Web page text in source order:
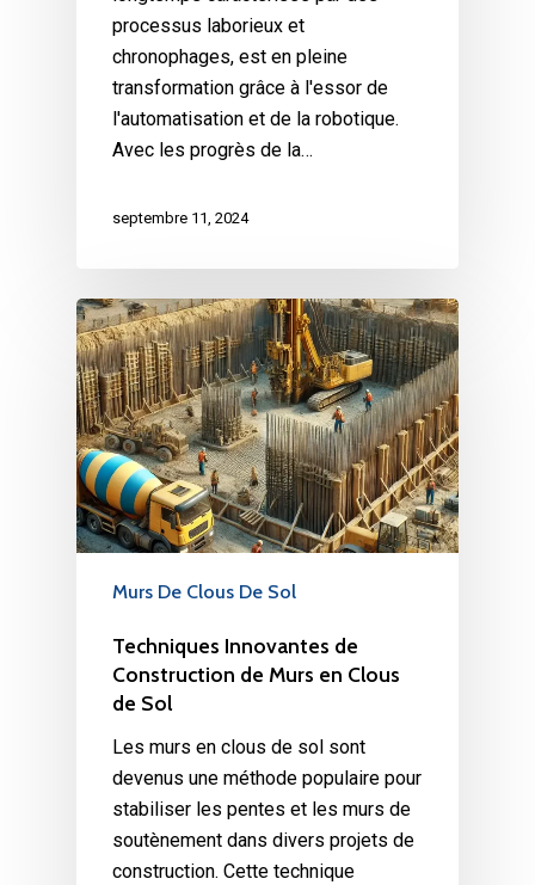
processus laborieux et
chronophages, est en pleine
transformation grâce à l'essor de
l'automatisation et de la robotique.
Avec les progrès de la…
septembre 11, 2024
Murs De Clous De Sol
Techniques Innovantes de
Construction de Murs en Clous
de Sol
Les murs en clous de sol sont
devenus une méthode populaire pour
stabiliser les pentes et les murs de
soutènement dans divers projets de
construction. Cette technique